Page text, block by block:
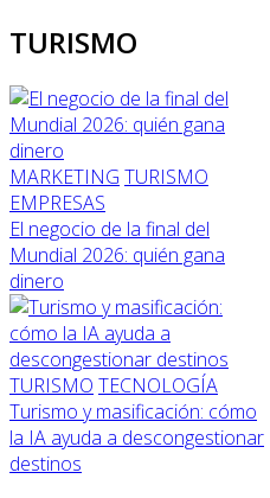
TURISMO
MARKETING TURISMO
EMPRESAS
El negocio de la final del
Mundial 2026: quién gana
dinero
TURISMO TECNOLOGÍA
Turismo y masificación: cómo
la IA ayuda a descongestionar
destinos